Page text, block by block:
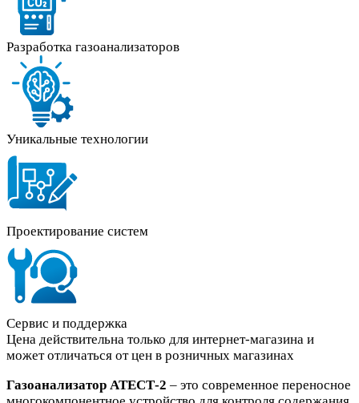
Разработка газоанализаторов
Уникальные технологии
Проектирование систем
Сервис и поддержка
Цена действительна только для интернет-магазина и
может отличаться от цен в розничных магазинах
Газоанализатор АТЕСТ-2 – это современное переносное